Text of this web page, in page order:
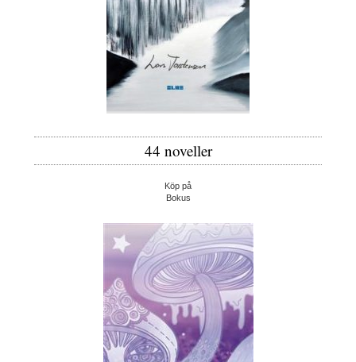
44 noveller
Köp på
Bokus